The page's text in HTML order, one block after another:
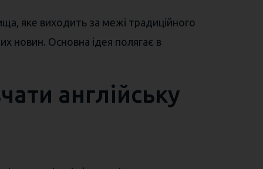
яке виходить за межі традиційного
новин. Основна ідея полягає в
англійську